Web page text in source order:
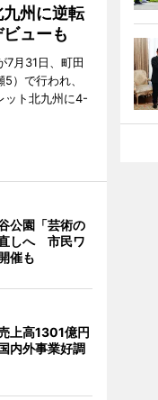
州に逆転
ューも
7月31日、町田
）で行われ、
ット北九州に4-
公園「芸術の
しへ 市民ワ
催も
上高1301億円
内外事業好調